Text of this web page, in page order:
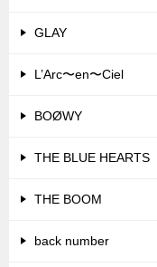
GLAY
L’Arc〜en〜Ciel
BOØWY
THE BLUE HEARTS
THE BOOM
back number